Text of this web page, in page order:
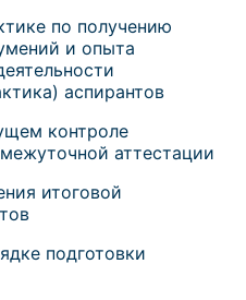
по получению
и опыта
аспирантов
контроле
аттестации
итоговой
подготовки